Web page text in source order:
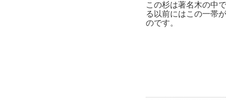
この杉は著名木の中
る以前にはこの一帯
のです。